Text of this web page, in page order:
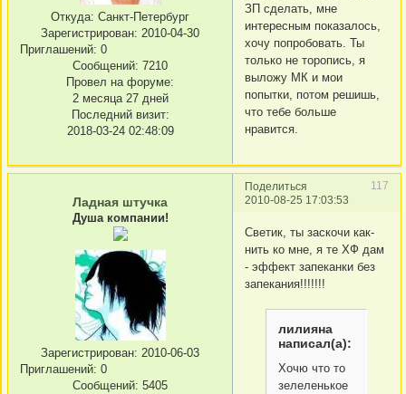
Откуда: Санкт-Петербург
Зарегистрирован: 2010-04-30
Приглашений: 0
Сообщений: 7210
Провел на форуме:
2 месяца 27 дней
Последний визит:
2018-03-24 02:48:09
ЗП сделать, мне
интересным показалось,
хочу попробовать. Ты
только не торопись, я
выложу МК и мои
попытки, потом решишь,
что тебе больше
нравится.
Поделиться
117
2010-08-25 17:03:53
Ладная штучка
Душа компании!
Зарегистрирован: 2010-06-03
Приглашений: 0
Сообщений: 5405
Светик, ты заскочи как-
нить ко мне, я те ХФ дам
- эффект запеканки без
запекания!!!!!!!
лилияна
написал(а):
Хочю что то
зелеленькое